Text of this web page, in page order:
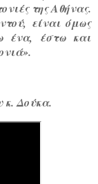
της Αθήνας.
είναι όμως
ένα, έστω και
».
κ. Δούκα.